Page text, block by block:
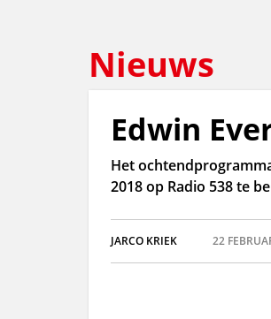
Nieuws
Edwin
Het
2018 op Radio 538 te
JARCO KRIEK 22